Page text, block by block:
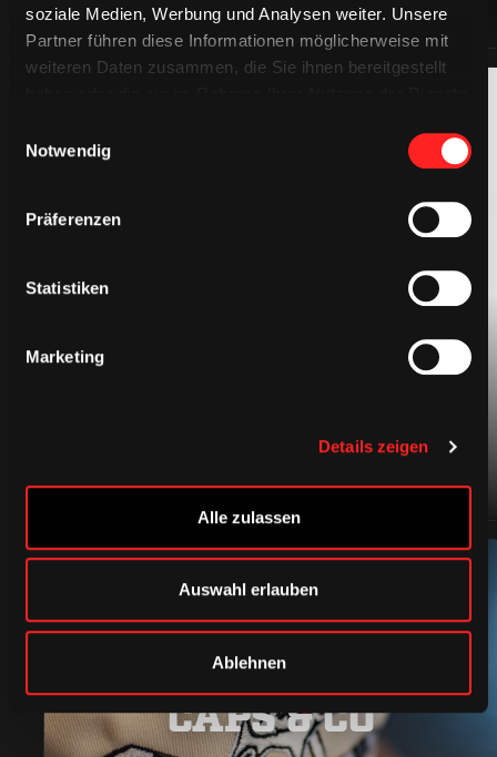
soziale Medien, Werbung und Analysen weiter. Unsere
Partner führen diese Informationen möglicherweise mit
weiteren Daten zusammen, die Sie ihnen bereitgestellt
Notwendig
Präferenzen
Statistiken
Marketing
Details zeigen
Alle zulassen
Auswahl erlauben
Ablehnen
CAPS & CO